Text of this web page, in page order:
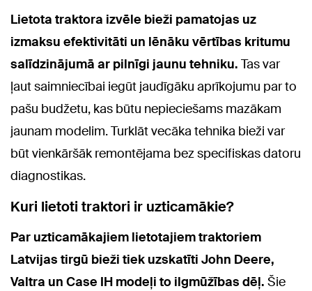
Lietota traktora izvēle bieži pamatojas uz
izmaksu efektivitāti un lēnāku vērtības kritumu
salīdzinājumā ar pilnīgi jaunu tehniku. Tas var
ļaut saimniecībai iegūt jaudīgāku aprīkojumu par to
pašu budžetu, kas būtu nepieciešams mazākam
jaunam modelim. Turklāt vecāka tehnika bieži var
būt vienkāršāk remontējama bez specifiskas datoru
diagnostikas.
Kuri lietoti traktori ir uzticamākie?
Par uzticamākajiem lietotajiem traktoriem
Latvijas tirgū bieži tiek uzskatīti John Deere,
Valtra un Case IH modeļi to ilgmūžības dēļ. Šie